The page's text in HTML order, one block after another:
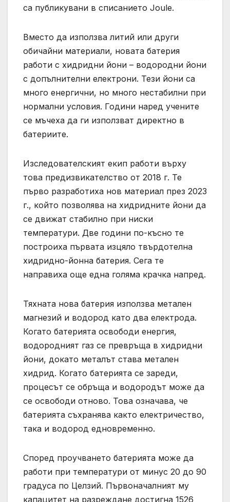
са публикувани в списанието Joule.
Вместо да използва литий или други
обичайни материали, новата батерия
работи с хидридни йони – водородни йони
с допълнителни електрони. Тези йони са
много енергични, но много нестабилни при
нормални условия. Години наред учените
се мъчеха да ги използват директно в
батериите.
Изследователският екип работи върху
това предизвикателство от 2018 г. Те
първо разработиха нов материал през 2023
г., който позволява на хидридните йони да
се движат стабилно при ниски
температури. Две години по-късно те
построиха първата изцяло твърдотелна
хидридно-йонна батерия. Сега те
направиха още една голяма крачка напред.
Тяхната нова батерия използва метален
магнезий и водород като два електрода.
Когато батерията освободи енергия,
водородният газ се превръща в хидридни
йони, докато металът става метален
хидрид. Когато батерията се зареди,
процесът се обръща и водородът може да
се освободи отново. Това означава, че
батерията съхранява както електричество,
така и водород едновременно.
Според проучването батерията може да
работи при температури от минус 20 до 90
градуса по Целзий. Първоначалният му
капацитет на разреждане достигна 1526